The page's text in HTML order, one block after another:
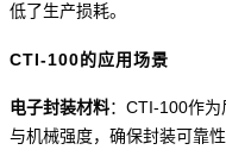
低了生产损耗。
CTI-100的应用场景
电子封装材料： CTI-100作为
与机械强度，确保封装可靠性